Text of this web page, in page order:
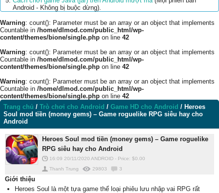
Android - Không bị buộc dừng).
Warning: count(): Parameter must be an array or an object that implements
Countable in /home/dlmod.com/public_html/wp-
content/themes/bione/single.php on line 42
Warning: count(): Parameter must be an array or an object that implements
Countable in /home/dlmod.com/public_html/wp-
content/themes/bione/single.php on line 42
Warning: count(): Parameter must be an array or an object that implements
Countable in /home/dlmod.com/public_html/wp-
content/themes/bione/single.php on line 42
Trang chủ / Trò chơi cho Android / Game HD cho Android / Heroes
Soul mod tiền (money gems) – Game roguelike RPG siêu hay cho
Android
Heroes Soul mod tiền (money gems) – Game roguelike
RPG siêu hay cho Android
16:09 20/11/2020 ANDROID - Price: $0.00
Thanh Trung
29803 3
Giới thiệu
Heroes Soul là một tựa game thể loại phiêu lưu nhập vai RPG rất